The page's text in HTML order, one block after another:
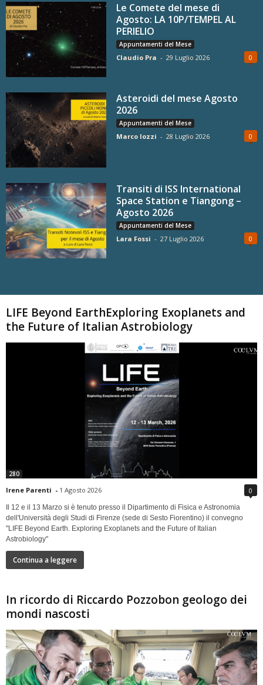
Le Comete del mese di
Agosto: LA 10P/TEMPEL AL
PERIELIO
Appuntamenti del Mese
Claudio Pra - 29 Luglio 2026 0
Asteroidi del mese Agosto
2026
Appuntamenti del Mese
Marco Iozzi - 28 Luglio 2026 0
Transiti di ISS International
Space Station e Tiangong –
Agosto 2026
Appuntamenti del Mese
Lara Fossi - 27 Luglio 2026 0
LIFE Beyond EarthExploring Exoplanets and
the Future of Italian Astrobiology
280
Irene Parenti - 1 Agosto 2026 0
Il 12 e il 13 Marzo si è tenuto presso il Dipartimento di Fisica e Astronomia
dell'Università degli Studi di Firenze (sede di Sesto Fiorentino) il convegno
"LIFE Beyond Earth. Exploring Exoplanets and the Future of Italian
Astrobiology"
Continua a leggere
In ricordo di Riccardo Pozzobon geologo dei
mondi nascosti